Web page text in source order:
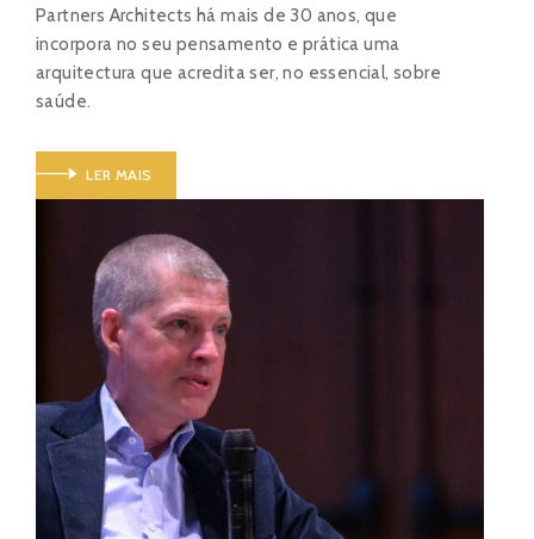
Partners Architects há mais de 30 anos, que
incorpora no seu pensamento e prática uma
arquitectura que acredita ser, no essencial, sobre
saúde.
LER MAIS